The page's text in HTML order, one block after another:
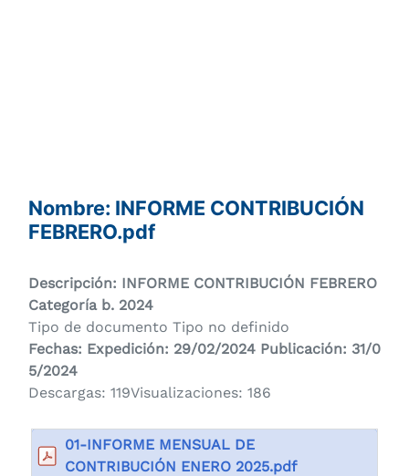
Nombre: INFORME CONTRIBUCIÓN
FEBRERO.pdf
Descripción: INFORME CONTRIBUCIÓN FEBRERO
Categoría b. 2024
Tipo de documento Tipo no definido
Fechas: Expedición: 29/02/2024 Publicación: 31/0
5/2024
Descargas: 119Visualizaciones: 186
01-INFORME MENSUAL DE
CONTRIBUCIÓN ENERO 2025.pdf